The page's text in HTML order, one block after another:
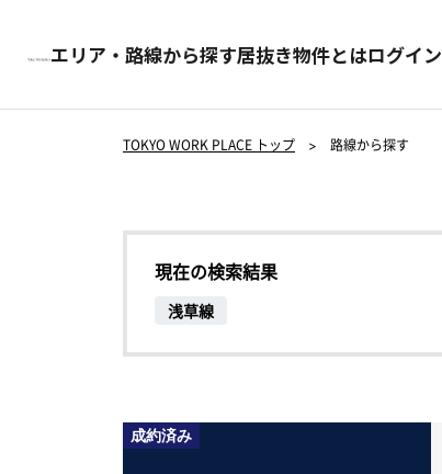
エリア・路線から探す居抜き物件とはログイン
TOKYO WORK PLACE トップ > 路線から探す
現在の検索結果
浅草線
成約済み